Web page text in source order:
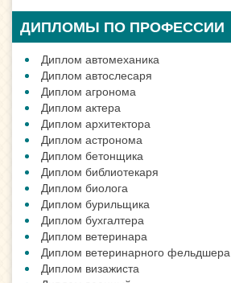
ДИПЛОМЫ ПО ПРОФЕССИИ
Диплом автомеханика
Диплом автослесаря
Диплом агронома
Диплом актера
Диплом архитектора
Диплом астронома
Диплом бетонщика
Диплом библиотекаря
Диплом биолога
Диплом бурильщика
Диплом бухгалтера
Диплом ветеринара
Диплом ветеринарного фельдшера
Диплом визажиста